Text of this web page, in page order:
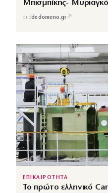
Μπισμπίκης-
απόdedomeno.gr ↗
ΕΠΙΚΑΙΡΟΤΗΤΑ
Το πρώτο ελληνικό